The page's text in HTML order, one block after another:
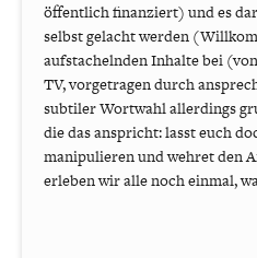
öffentlich finanziert) und es
selbst gelacht werden
aufstachelnden Inhalte bei
TV, vorgetragen durch
subtiler Wortwahl allerdings
die das anspricht: lasst euch
manipulieren und wehret den
erleben wir alle noch einmal,